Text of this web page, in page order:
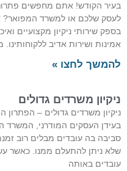
בעיר הקודש! אתם מחפשים
לעסק שלכם או למשרד המפואר?
בספק שירותי ניקיון מקצועיים
אמינות ושירות אדיב
להמשך לחצו »
ניקיון משרדים גדולים
ניקיון משרדים גדולים –
בעידן העסקים המודרני, המשרד
סביבה בה עובדים מבלים רוב
שלא ניתן להתעלם ממנו. כאשר
עובדים באותה